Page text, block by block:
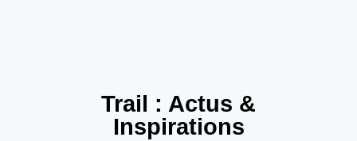
Trail : Actus &
Inspirations